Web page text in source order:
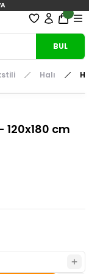
BUL
Halı
120x180 cm